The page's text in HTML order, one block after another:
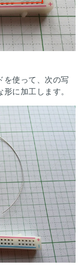
を使って、次の写
に加工します。